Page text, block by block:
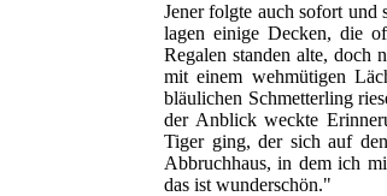
Jener folgte auch sofort und
lagen einige Decken, die
Regalen standen alte, doch
mit einem wehmütigen
bläulichen Schmetterling
der Anblick weckte
Tiger ging, der sich auf
Abbruchhaus, in dem ich
das ist wunderschön."